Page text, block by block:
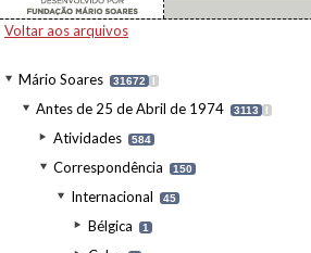
Voltar aos arquivos
Mário Soares 31672 I
Antes de 25 de Abril de 1974 3113 I
Atividades 584
Correspondência 150
Internacional 45
Bélgica 1